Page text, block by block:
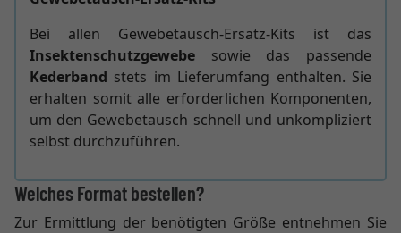
Bei allen Gewebetausch-Ersatz-Kits ist das
Insektenschutzgewebe sowie das passende
Kederband stets im Lieferumfang enthalten. Sie
erhalten somit alle erforderlichen Komponenten,
um den Gewebetausch schnell und unkompliziert
selbst durchzuführen.
Welches Format bestellen?
Zur Ermittlung der benötigten Größe entnehmen Sie